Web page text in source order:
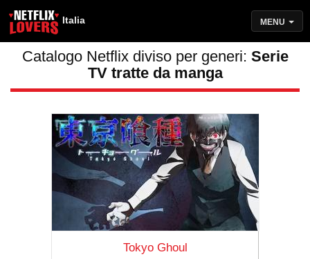
Italia MENU
Catalogo Netflix diviso per generi: Serie
TV tratte da manga
Tokyo Ghoul